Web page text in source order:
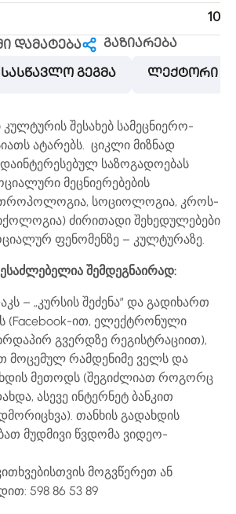
სასწავლო გეგმა ლექტორი
შესახებ სამეცნიერო-
ატარებს. ციკლი მიზნად
დაინტერესებულ საზოგადოებას
მეცნიერებების
სოციოლოგია, კროს-
ძირითადი შეხედულებები
ფენომენზე – კულტურაზე.
შემდეგნაირად:
– „კურსის შეძენა” და გადიხართ
(Facebook-ით, ელექტრონული
გვერდზე რეგისტრაციით),
მოცემულ რამდენიმე ველს და
მეთოდს (შეგიძლიათ როგორც
ასევე ინტერნეტ ბანკით
თანხის გადახდის
მუდმივი წვდომა ვიდეო-
მოგვწერეთ ან
598 86 53 89
10
Დამატება გაზიარება